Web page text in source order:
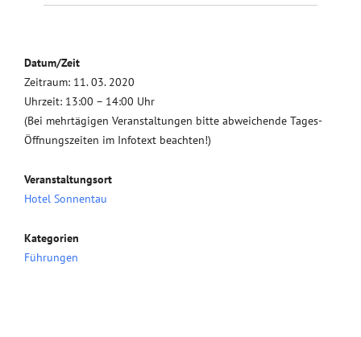
Datum/Zeit
Zeitraum: 11. 03. 2020
Uhrzeit: 13:00 – 14:00 Uhr
(Bei mehrtägigen Veranstaltungen bitte abweichende Tages-
Öffnungszeiten im Infotext beachten!)
Veranstaltungsort
Hotel Sonnentau
Kategorien
Führungen